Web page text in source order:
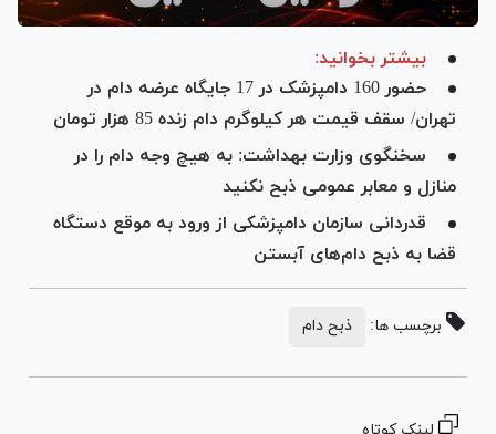
بیشتر بخوانید:
حضور 160 دامپزشک در 17 جایگاه عرضه دام در
تهران/ سقف قیمت هر کیلوگرم دام زنده 85 هزار تومان
سخنگوی وزارت بهداشت: به هیچ وجه دام را در
منازل و معابر عمومی ذبح نکنید
قدردانی سازمان دامپزشکی از ورود به موقع دستگاه
قضا به ذبح دام‌های آبستن
برچسب ها: ذبح دام
لینک کوتاه